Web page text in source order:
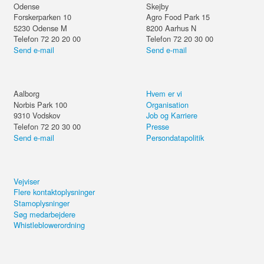
Odense
Forskerparken 10
5230 Odense M
Telefon 72 20 20 00
Send e-mail
Skejby
Agro Food Park 15
8200 Aarhus N
Telefon 72 20 30 00
Send e-mail
Aalborg
Norbis Park 100
9310 Vodskov
Telefon 72 20 30 00
Send e-mail
Hvem er vi
Organisation
Job og Karriere
Presse
Persondatapolitik
Vejviser
Flere kontaktoplysninger
Stamoplysninger
Søg medarbejdere
Whistleblowerordning